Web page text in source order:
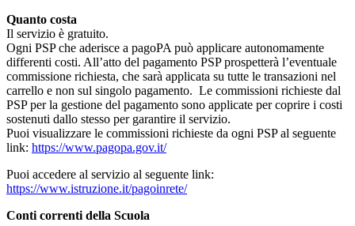
Quanto costa
Il servizio è gratuito.
Ogni PSP che aderisce a pagoPA può applicare autonomamente
differenti costi. All’atto del pagamento PSP prospetterà l’eventuale
commissione richiesta, che sarà applicata su tutte le transazioni nel
carrello e non sul singolo pagamento. Le commissioni richieste dal
PSP per la gestione del pagamento sono applicate per coprire i costi
sostenuti dallo stesso per garantire il servizio.
Puoi visualizzare le commissioni richieste da ogni PSP al seguente
link: https://www.pagopa.gov.it/
Puoi accedere al servizio al seguente link:
https://www.istruzione.it/pagoinrete/
Conti correnti della Scuola